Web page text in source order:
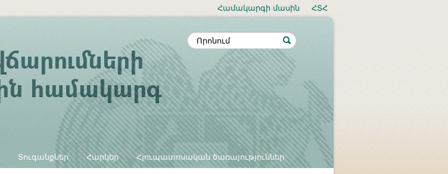
Համակարգի մասին ՀՏՀ
Տուգանքներ Հարկեր Հյուպատոսական ծառայություններ